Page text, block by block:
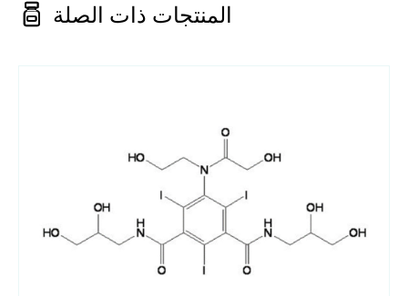
 المنتجات ذات الصلة